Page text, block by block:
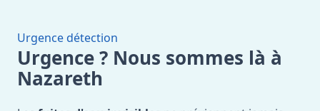
Urgence détection
Urgence ? Nous sommes là à
Nazareth